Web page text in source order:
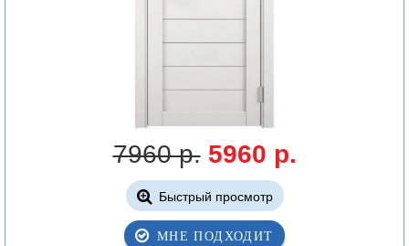
7960 р. 5960 р.
Быстрый просмотр
МНЕ ПОДХОДИТ